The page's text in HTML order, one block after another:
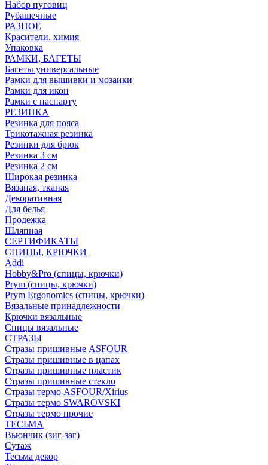
Набор пуговиц
Рубашечные
РАЗНОЕ
Красители. химия
Упаковка
РАМКИ, БАГЕТЫ
Багеты универсальные
Рамки для вышивки и мозаики
Рамки для икон
Рамки с паспарту
РЕЗИНКА
Резинка для пояса
Трикотажная резинка
Резинки для брюк
Резинка 3 см
Резинка 2 см
Широкая резинка
Вязаная, тканая
Декоративная
Для белья
Продежка
Шляпная
СЕРТИФИКАТЫ
СПИЦЫ, КРЮЧКИ
Addi
Hobby&Pro (спицы, крючки)
Prym (спицы, крючки)
Prym Ergonomics (спицы, крючки)
Вязальные принадлежности
Крючки вязальные
Спицы вязальные
СТРАЗЫ
Стразы пришивные ASFOUR
Стразы пришивные в цапах
Стразы пришивные пластик
Стразы пришивные стекло
Стразы термо ASFOUR/Xirius
Стразы термо SWAROVSKI
Стразы термо прочие
ТЕСЬМА
Вьюнчик (зиг-заг)
Сутаж
Тесьма декор